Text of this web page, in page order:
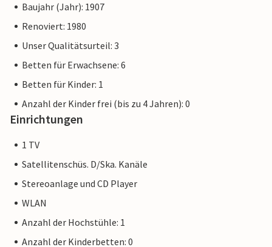
Baujahr (Jahr): 1907
Renoviert: 1980
Unser Qualitätsurteil: 3
Betten für Erwachsene: 6
Betten für Kinder: 1
Anzahl der Kinder frei (bis zu 4 Jahren): 0
Einrichtungen
1 TV
Satellitenschüs. D/Ska. Kanäle
Stereoanlage und CD Player
WLAN
Anzahl der Hochstühle: 1
Anzahl der Kinderbetten: 0